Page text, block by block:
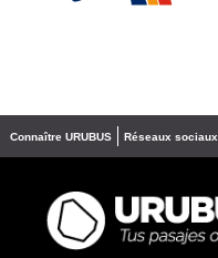
Connaître URUBUS Réseaux sociaux